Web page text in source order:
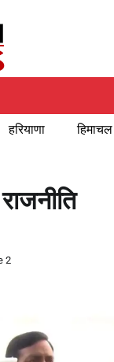
हरियाणा हिमाचल
राजनीति
2